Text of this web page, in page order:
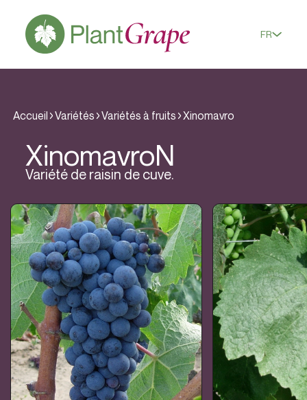
FR
Accueil Variétés Variétés à fruits Xinomavro
XinomavroN
Variété de raisin de cuve.